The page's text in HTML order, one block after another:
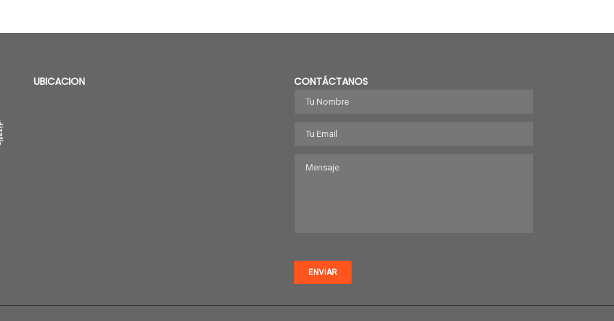
UBICACION CONTÁCTANOS
ENVIAR